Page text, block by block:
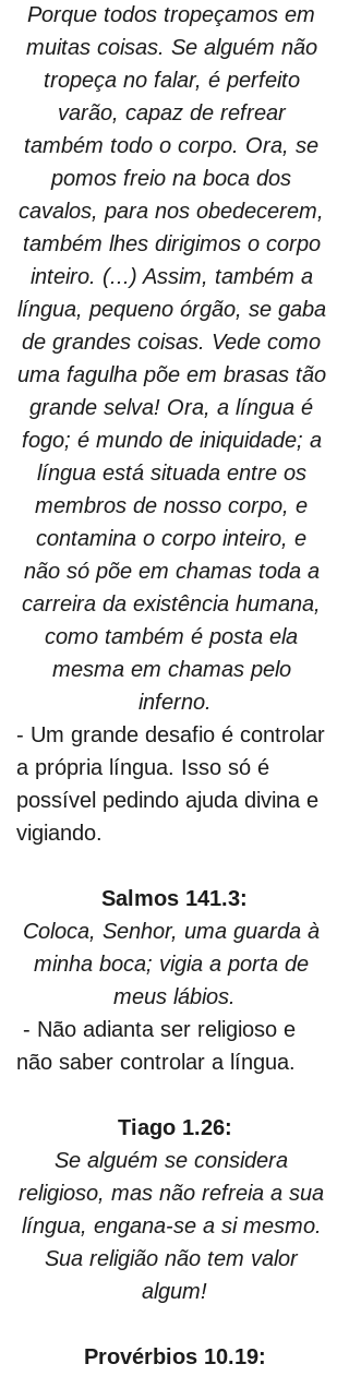
Porque todos tropeçamos em
muitas coisas. Se alguém não
tropeça no falar, é perfeito
varão, capaz de refrear
também todo o corpo. Ora, se
pomos freio na boca dos
cavalos, para nos obedecerem,
também lhes dirigimos o corpo
inteiro. (...) Assim, também a
língua, pequeno órgão, se gaba
de grandes coisas. Vede como
uma fagulha põe em brasas tão
grande selva! Ora, a língua é
fogo; é mundo de iniquidade; a
língua está situada entre os
membros de nosso corpo, e
contamina o corpo inteiro, e
não só põe em chamas toda a
carreira da existência humana,
como também é posta ela
mesma em chamas pelo
inferno.
- Um grande desafio é controlar
a própria língua. Isso só é
possível pedindo ajuda divina e
vigiando.
Salmos 141.3:
Coloca, Senhor, uma guarda à
minha boca; vigia a porta de
meus lábios.
- Não adianta ser religioso e
não saber controlar a língua.
Tiago 1.26:
Se alguém se considera
religioso, mas não refreia a sua
língua, engana-se a si mesmo.
Sua religião não tem valor
algum!
Provérbios 10.19: